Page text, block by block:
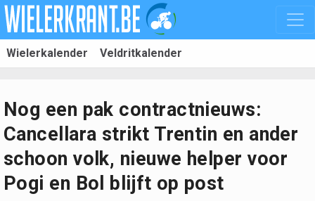
Wielerkalender Veldritkalender
Nog een pak contractnieuws:
Cancellara strikt Trentin en ander
schoon volk, nieuwe helper voor
Pogi en Bol blijft op post